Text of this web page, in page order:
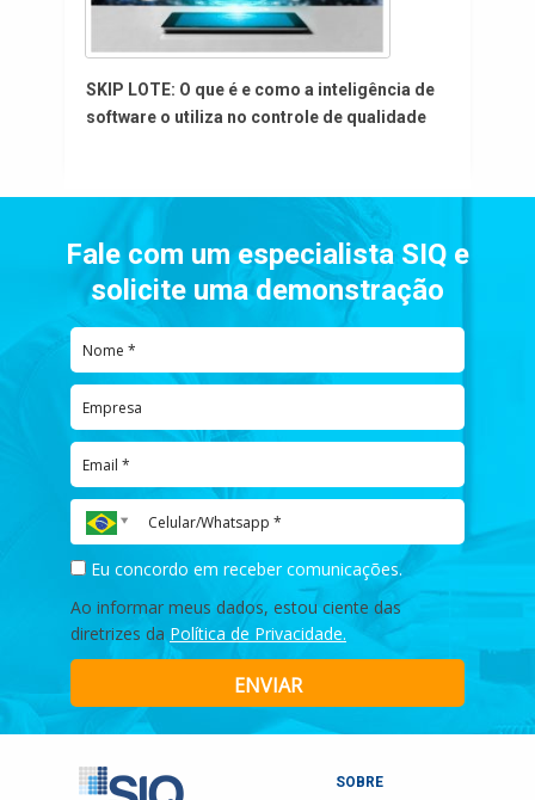
SKIP LOTE: O que é e como a inteligência de
software o utiliza no controle de qualidade
Fale com um especialista SIQ e
solicite uma demonstração
Eu concordo em receber comunicações.
Ao informar meus dados, estou ciente das
diretrizes da Política de Privacidade.
ENVIAR
SOBRE